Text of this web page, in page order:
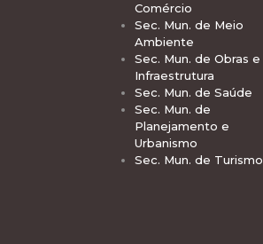
Comércio
Sec. Mun. de Meio
Ambiente
Sec. Mun. de Obras e
Infraestrutura
Sec. Mun. de Saúde
Sec. Mun. de
Planejamento e
Urbanismo
Sec. Mun. de Turismo